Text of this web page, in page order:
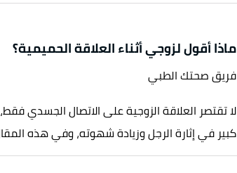
ماذا أقول لزوجي أثناء العلاقة الحميمية؟
فريق صحتك الطبي
لا تقتصر العلاقة الزوجية على الاتصال الجسدي
كبير في إثارة الرجل وزيادة شهوته، وفي هذه